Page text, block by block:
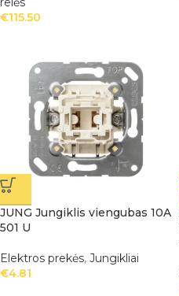
€115.50
JUNG Jungiklis viengubas 10A
501 U
Elektros prekės, Jungikliai
€4.81